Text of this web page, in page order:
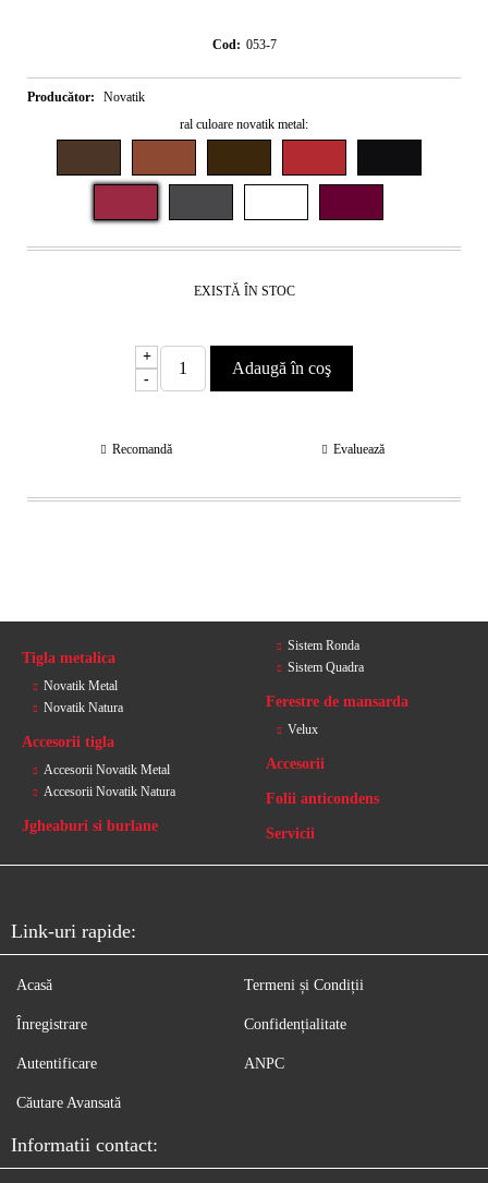
Cod: 053-7
Producător:
Novatik
ral culoare novatik metal:
EXISTĂ ÎN STOC
+
-
Recomandă Evaluează
Tigla metalica
Novatik Metal
Novatik Natura
Accesorii tigla
Accesorii Novatik Metal
Accesorii Novatik Natura
Jgheaburi si burlane
Sistem Ronda
Sistem Quadra
Ferestre de mansarda
Velux
Accesorii
Folii anticondens
Servicii
Link-uri rapide:
Acasă
Înregistrare
Autentificare
Căutare Avansată
Termeni și Condiții
Confidențialitate
ANPC
Informatii contact: